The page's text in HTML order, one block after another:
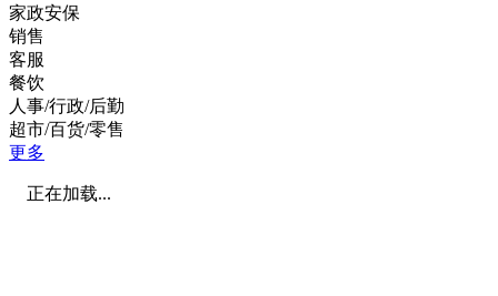
家政安保
销售
客服
餐饮
人事/行政/后勤
超市/百货/零售
更多
正在加载...